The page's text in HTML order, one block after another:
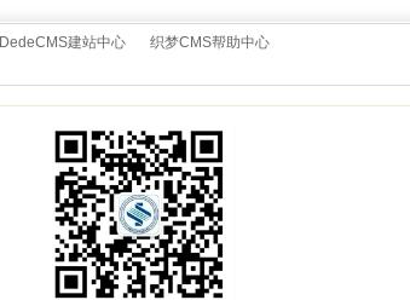
DedeCMS建站中心 织梦CMS帮助中心